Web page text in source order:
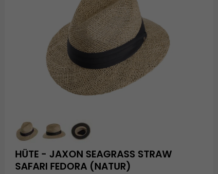
HÜTE - JAXON SEAGRASS STRAW
SAFARI FEDORA (NATUR)